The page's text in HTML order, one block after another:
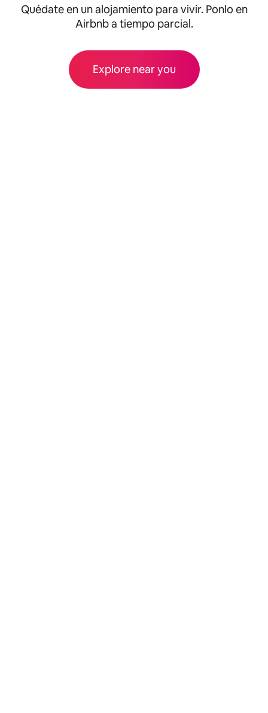
Quédate en un alojamiento para vivir. Ponlo en
Airbnb a tiempo parcial.
Explore near you